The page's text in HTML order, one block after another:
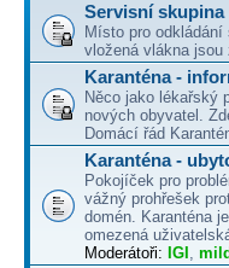
Servisní skupina
Místo pro
vložená vlákna
Karanténa -
Něco jako lékařský
nových obyvatel.
Domácí řád
Karanténa -
Pokojíček pro
vážný prohřešek
domén. Karanténa
omezená
Moderátoři: IGI ,